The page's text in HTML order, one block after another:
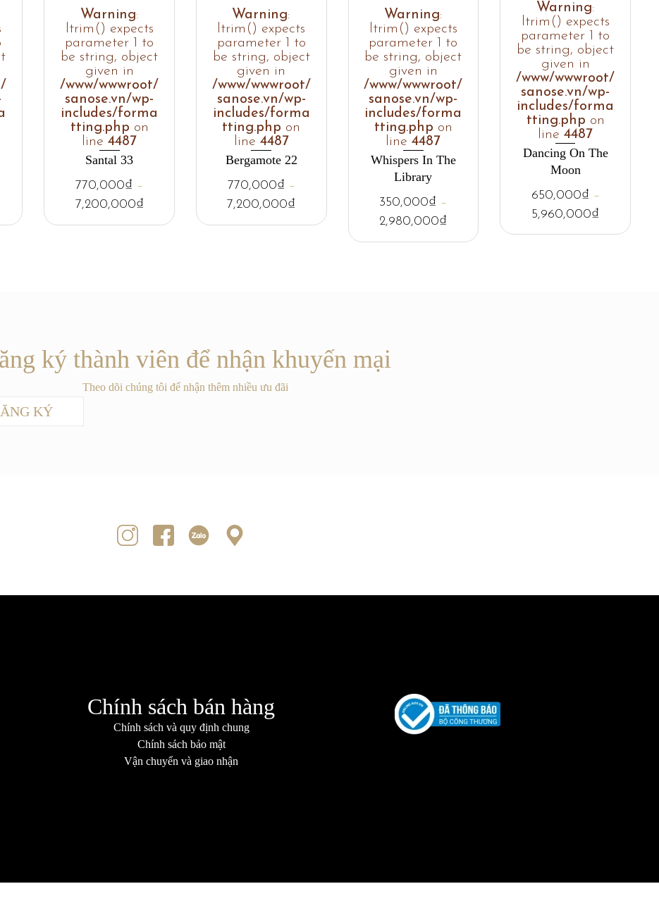
Warning:
ltrim() expects
parameter 1 to
be string, object
given in
/www/wwwroot/
sanose.vn/wp-
includes/forma
tting.php on
line4487
Santal 33
770,000₫ –
7,200,000₫
Warning:
ltrim() expects
parameter 1 to
be string, object
given in
/www/wwwroot/
sanose.vn/wp-
includes/forma
tting.php on
line 4487
Bergamote 22
770,000₫ –
7,200,000₫
Warning:
ltrim() expects
parameter 1 to
be string, object
given in
/www/wwwroot/
sanose.vn/wp-
includes/forma
tting.php on
line4487
Whispers In The
Library
350,000₫ –
2,980,000₫
Warning:
ltrim() expects
parameter 1 to
be string, object
given in
/www/wwwroot/
sanose.vn/wp-
includes/forma
tting.php on
line4487
Dancing On The
Moon
650,000₫ –
5,960,000₫
ký thành viên để nhận khuyến mại
Theo dõi chúng tôi để nhận thêm nhiều ưu đãi
KÝ
Chính sách bán hàng
Chính sách và quy định chung
Chính sách bảo mật
Vận chuyển và giao nhận